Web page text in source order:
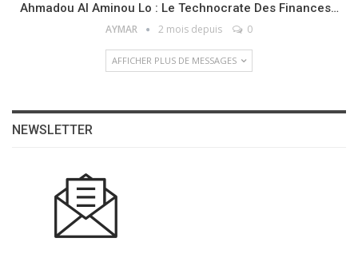
Ahmadou Al Aminou Lo : Le Technocrate Des Finances…
AYMAR 2 mois depuis 0
AFFICHER PLUS DE MESSAGES
NEWSLETTER